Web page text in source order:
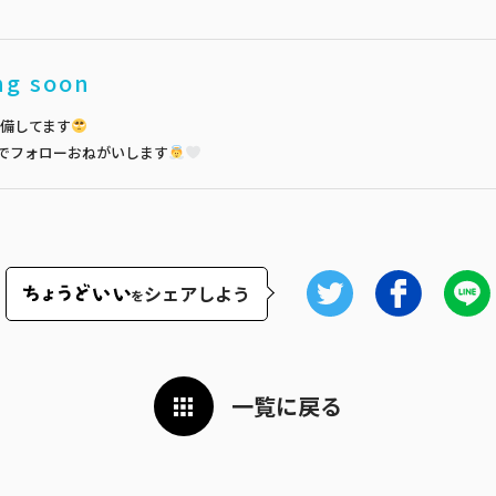
soon
してます
フォローおねがいします
をシェアしよう
一覧に戻る